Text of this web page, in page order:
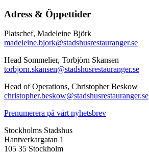
Adress & Öppettider
Platschef, Madeleine Björk
madeleine.bjork@stadshusrestauranger.se
Head Sommelier, Torbjörn Skansen
torbjorn.skansen@stadshusrestauranger.se
Head of Operations, Christopher Beskow
christopher.beskow@stadshusrestauranger.se
Prenumerera på vårt nyhetsbrev
Stockholms Stadshus
Hantverkargatan 1
105 35 Stockholm